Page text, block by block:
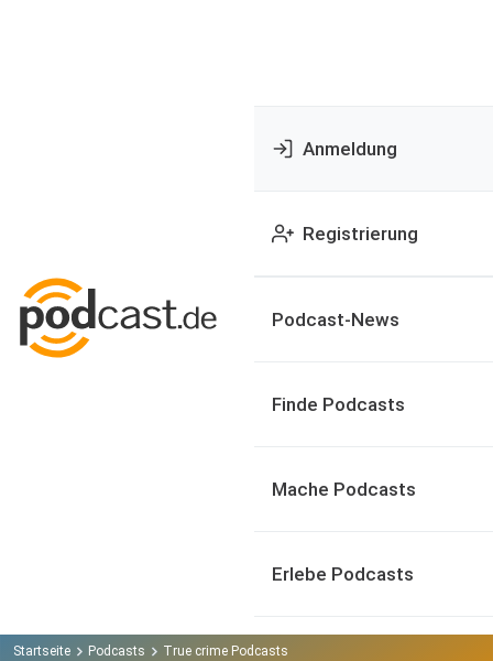
Anmeldung
Registrierung
Podcast-News
Finde Podcasts
Mache Podcasts
Erlebe Podcasts
Startseite Podcasts True crime Podcasts